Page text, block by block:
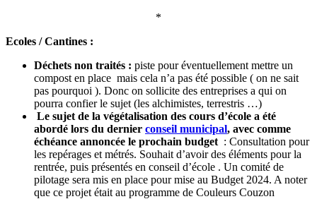
*
Ecoles / Cantines :
Déchets non traités : piste pour éventuellement mettre un
compost en place mais cela n’a pas été possible ( on ne sait
pas pourquoi ). Donc on sollicite des entreprises a qui on
pourra confier le sujet (les alchimistes, terrestris …)
Le sujet de la végétalisation des cours d’école a été
abordé lors du dernier conseil municipal, avec comme
échéance annoncée le prochain budget : Consultation pour
les repérages et métrés. Souhait d’avoir des éléments pour la
rentrée, puis présentés en conseil d’école . Un comité de
pilotage sera mis en place pour mise au Budget 2024. A noter
que ce projet était au programme de Couleurs Couzon